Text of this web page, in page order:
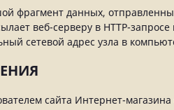
фрагмент данных,
веб-серверу в HTTP-
сетевой адрес узла в
сайта Интернет-